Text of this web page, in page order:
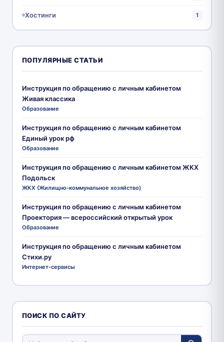
Хостинги 1
ПОПУЛЯРНЫЕ СТАТЬИ
Инструкция по обращению с личным кабинетом
Живая классика
Образование
Инструкция по обращению с личным кабинетом
Единый урок рф
Образование
Инструкция по обращению с личным кабинетом ЖКХ
Подольск
ЖКХ (Жилищно-коммунальное хозяйство)
Инструкция по обращению с личным кабинетом
Проектория — всероссийский открытый урок
Образование
Инструкция по обращению с личным кабинетом
Стихи.ру
Интернет-сервисы
ПОИСК ПО САЙТУ